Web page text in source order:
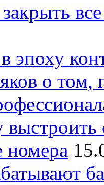
эпоху
о том,
номера